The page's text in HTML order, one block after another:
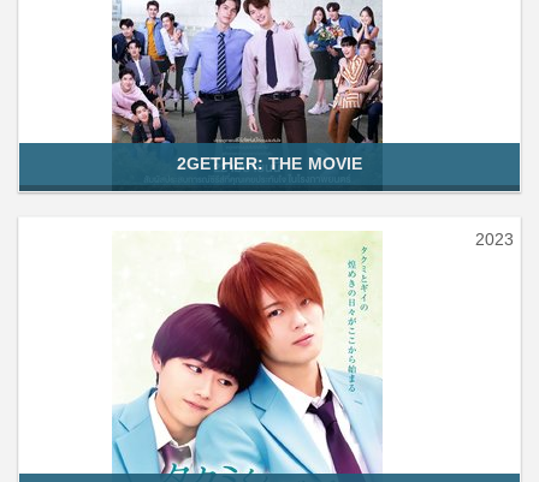
2GETHER: THE MOVIE
2023